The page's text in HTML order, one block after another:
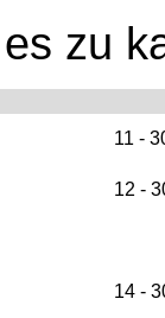
zu
11 -
12 -
14 -